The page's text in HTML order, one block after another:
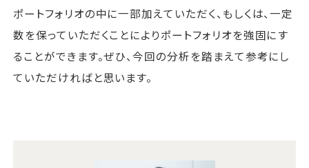
ポートフォリオの中に一部加えていただく、もしくは、一定
数を保っていただくことによりポートフォリオを強固にす
ることができます。ぜひ、今回の分析を踏まえて参考にし
ていただければと思います。